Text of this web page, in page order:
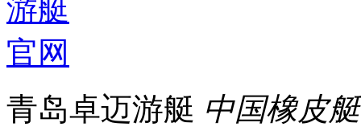
青岛卓迈游艇 中国橡皮